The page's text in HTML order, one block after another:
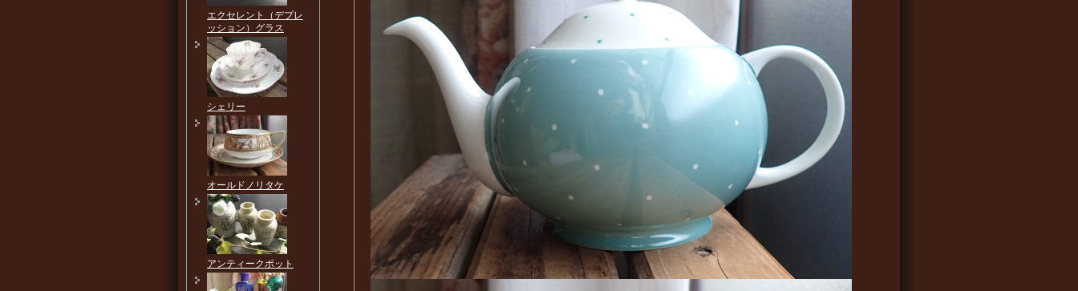
エクセレント（デプレ
ッション）グラス
シェリー
オールドノリタケ
アンティークポット